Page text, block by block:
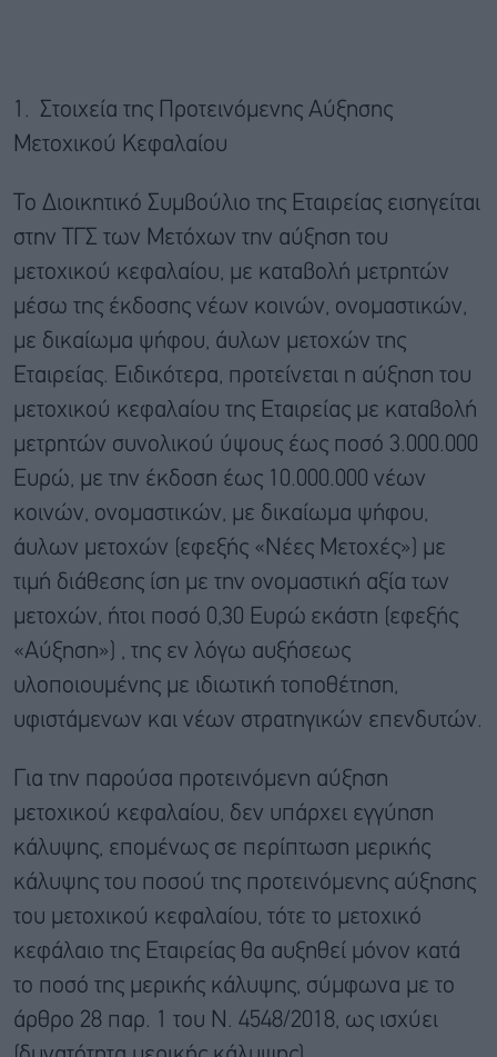
1. Στοιχεία της Προτεινόμενης Αύξησης
Μετοχικού Κεφαλαίου
Το Διοικητικό Συμβούλιο της Εταιρείας εισηγείται
στην ΤΓΣ των Μετόχων την αύξηση του
μετοχικού κεφαλαίου, με καταβολή μετρητών
μέσω της έκδοσης νέων κοινών, ονομαστικών,
με δικαίωμα ψήφου, άυλων μετοχών της
Εταιρείας. Ειδικότερα, προτείνεται η αύξηση του
μετοχικού κεφαλαίου της Εταιρείας με καταβολή
μετρητών συνολικού ύψους έως ποσό 3.000.000
Ευρώ, με την έκδοση έως 10.000.000 νέων
κοινών, ονομαστικών, με δικαίωμα ψήφου,
άυλων μετοχών (εφεξής «Νέες Μετοχές») με
τιμή διάθεσης ίση με την ονομαστική αξία των
μετοχών, ήτοι ποσό 0,30 Ευρώ εκάστη (εφεξής
«Αύξηση») , της εν λόγω αυξήσεως
υλοποιουμένης με ιδιωτική τοποθέτηση,
υφιστάμενων και νέων στρατηγικών επενδυτών.
Για την παρούσα προτεινόμενη αύξηση
μετοχικού κεφαλαίου, δεν υπάρχει εγγύηση
κάλυψης, επομένως σε περίπτωση μερικής
κάλυψης του ποσού της προτεινόμενης αύξησης
του μετοχικού κεφαλαίου, τότε το μετοχικό
κεφάλαιο της Εταιρείας θα αυξηθεί μόνον κατά
το ποσό της μερικής κάλυψης, σύμφωνα με το
άρθρο 28 παρ. 1 του Ν. 4548/2018, ως ισχύει